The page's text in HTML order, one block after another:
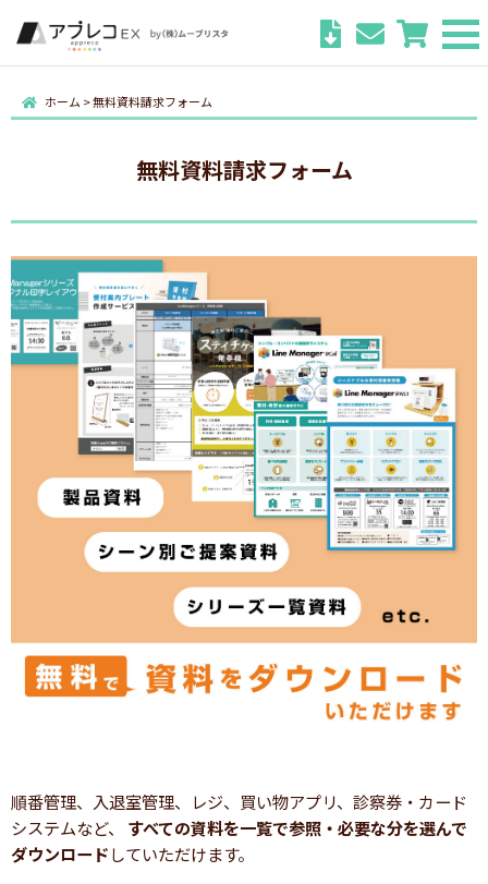
ホーム >無料資料請求フォーム
無料資料請求フォーム
順番管理、入退室管理、レジ、買い物アプリ、診察券・カード
システムなど、 すべての資料を一覧で参照・必要な分を選んで
ダウンロードしていただけます。